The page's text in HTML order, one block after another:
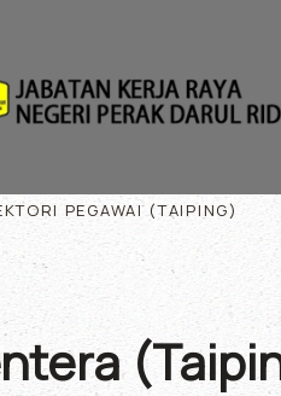
PEGAWAI (TAIPING)